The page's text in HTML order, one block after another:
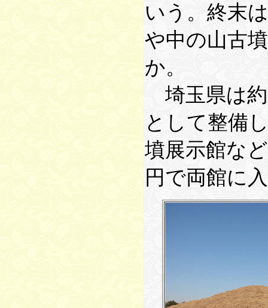
いう。終末
や中の山古
か。
埼玉県は約
として整備
墳展示館な
円で両館に